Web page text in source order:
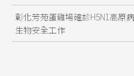
彰化芳苑蛋雞場確診H5N1高原
生物安全工作